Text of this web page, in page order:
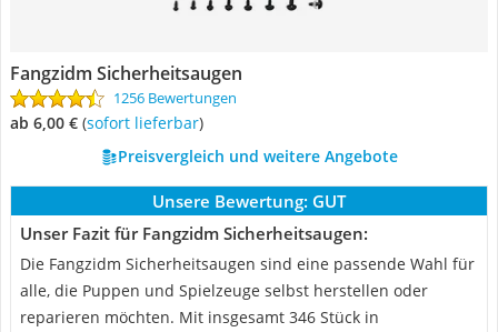
Fangzidm Sicherheitsaugen
1256 Bewertungen
ab 6,00 € ( Sofort lieferbar)
Preisvergleich und weitere Angebote
Unsere Bewertung: GUT
Unser Fazit für Fangzidm Sicherheitsaugen:
Die Fangzidm Sicherheitsaugen sind eine passende Wahl für
alle, die Puppen und Spielzeuge selbst herstellen oder
reparieren möchten. Mit insgesamt 346 Stück in